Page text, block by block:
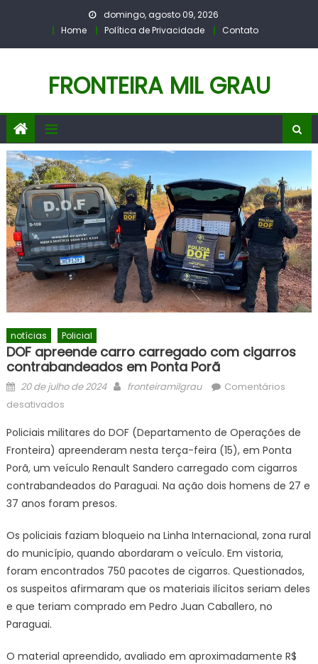
domingo, agosto 09, 2026
Home
Política de Privacidade Contato
FRONTEIRA MIL GRAU
notícias Policial
DOF apreende carro carregado com cigarros
contrabandeados em Ponta Porã
Posted
on
20 de julho de 2024 Author
fronteiramilgrau
Comentários
desativadosem
apreende
carro
carregado
com
cigarros
em
Ponta
Porã
Policiais militares do DOF (Departamento de Operações de
Fronteira) apreenderam nesta terça-feira (15), em Ponta
Porã, um veículo Renault Sandero carregado com cigarros
contrabandeados do Paraguai. Na ação dois homens de 27 e
37 anos foram presos.
Os policiais faziam bloqueio na Linha Internacional, zona rural
do município, quando abordaram o veículo. Em vistoria,
foram encontrados 750 pacotes de cigarros. Questionados,
os suspeitos afirmaram que os materiais ilícitos seriam deles
e que teriam comprado em Pedro Juan Caballero, no
Paraguai.
O material apreendido, avaliado em aproximadamente R$